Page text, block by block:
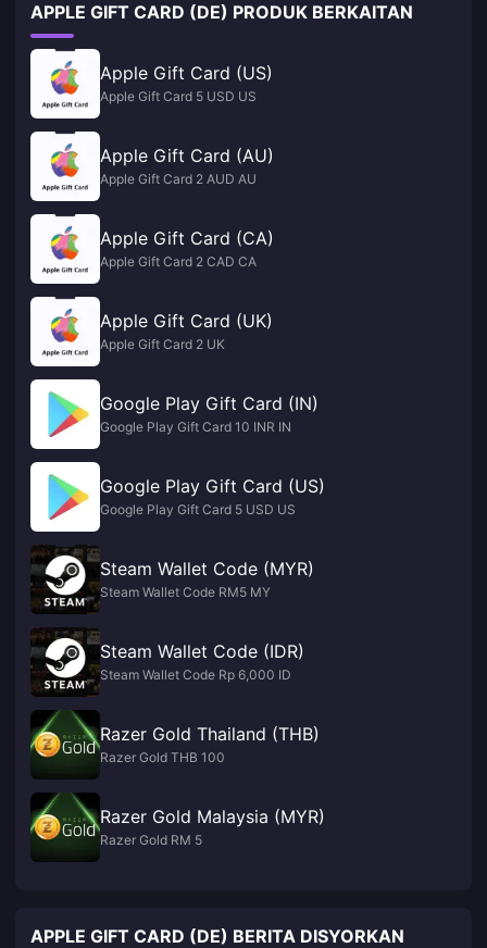
APPLE GIFT CARD (DE) PRODUK BERKAITAN
Apple Gift Card (US)
Apple Gift Card 5 USD US
Apple Gift Card (AU)
Apple Gift Card 2 AUD AU
Apple Gift Card (CA)
Apple Gift Card 2 CAD CA
Apple Gift Card (UK)
Apple Gift Card 2 UK
Google Play Gift Card (IN)
Google Play Gift Card 10 INR IN
Google Play Gift Card (US)
Google Play Gift Card 5 USD US
Steam Wallet Code (MYR)
Steam Wallet Code RM5 MY
Steam Wallet Code (IDR)
Steam Wallet Code Rp 6,000 ID
Razer Gold Thailand (THB)
Razer Gold THB 100
Razer Gold Malaysia (MYR)
Razer Gold RM 5
APPLE GIFT CARD (DE) BERITA DISYORKAN